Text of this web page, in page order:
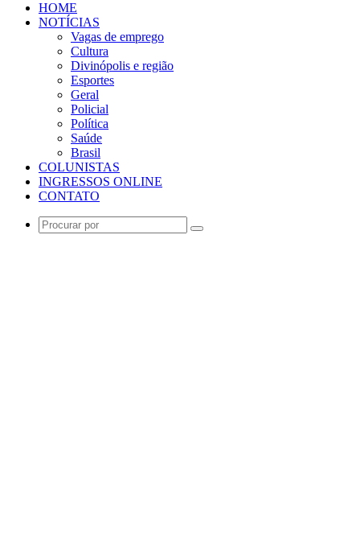
HOME
NOTÍCIAS
Vagas de emprego
Cultura
Divinópolis e região
Esportes
Geral
Policial
Política
Saúde
Brasil
COLUNISTAS
INGRESSOS ONLINE
CONTATO
Procurar